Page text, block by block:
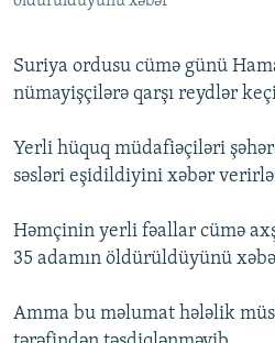
Suriya ordusu cümə günü
nümayişçilərə qarşı reydlər
Yerli hüquq müdafiəçiləri
səsləri eşidildiyini xəbər
Həmçinin yerli fəallar cümə
35 adamın öldürüldüyünü
Amma bu məlumat hələlik